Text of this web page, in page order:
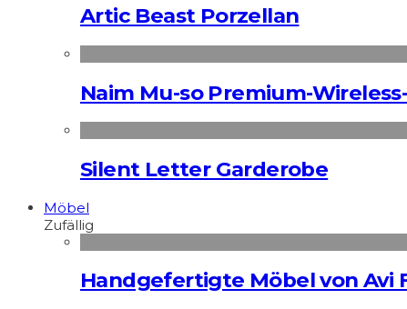
Artic Beast Porzellan
Naim Mu-so Premium-
Silent Letter Garderobe
Möbel
Zufällig
Handgefertigte Möbel von Avi